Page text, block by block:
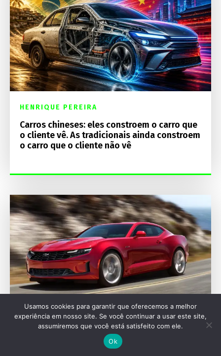
HENRIQUE PEREIRA
Carros chineses: eles constroem o carro que
o cliente vê. As tradicionais ainda constroem
o carro que o cliente não vê
Chevrolet Camaro pode voltar como sedã em
Usamos cookies para garantir que oferecemos a melhor
experiência em nosso site. Se você continuar a usar este site,
assumiremos que você está satisfeito com ele.
Ok